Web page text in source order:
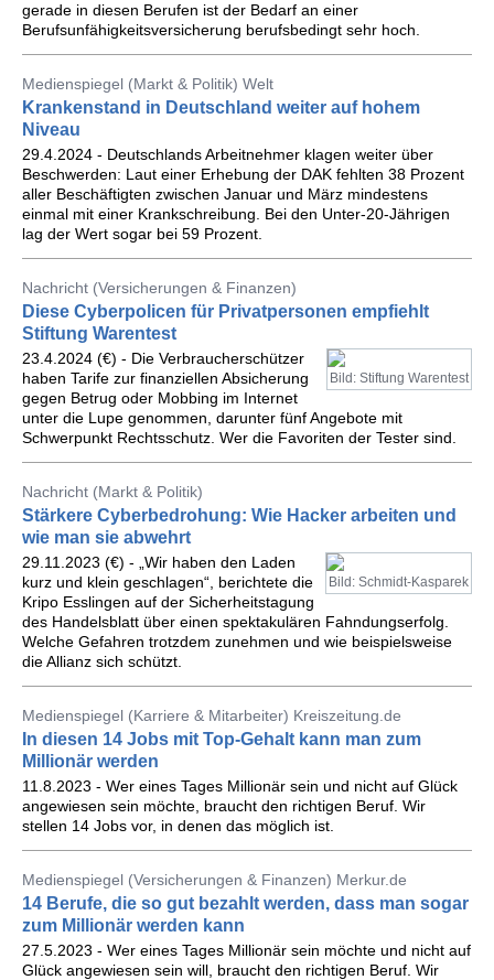
gerade in diesen Berufen ist der Bedarf an einer
Berufsunfähigkeitsversicherung berufsbedingt sehr hoch.
Medienspiegel (Markt & Politik) Welt
Krankenstand in Deutschland weiter auf hohem
Niveau
29.4.2024 - Deutschlands Arbeitnehmer klagen weiter über
Beschwerden: Laut einer Erhebung der DAK fehlten 38 Prozent
aller Beschäftigten zwischen Januar und März mindestens
einmal mit einer Krankschreibung. Bei den Unter-20-Jährigen
lag der Wert sogar bei 59 Prozent.
Nachricht (Versicherungen & Finanzen)
Diese Cyberpolicen für Privatpersonen empfiehlt
Stiftung Warentest
Bild: Stiftung Warentest
23.4.2024 (€) - Die Verbraucherschützer
haben Tarife zur finanziellen Absicherung
gegen Betrug oder Mobbing im Internet
unter die Lupe genommen, darunter fünf Angebote mit
Schwerpunkt Rechtsschutz. Wer die Favoriten der Tester sind.
Nachricht (Markt & Politik)
Stärkere Cyberbedrohung: Wie Hacker arbeiten und
wie man sie abwehrt
Bild: Schmidt-Kasparek
29.11.2023 (€) - „Wir haben den Laden
kurz und klein geschlagen“, berichtete die
Kripo Esslingen auf der Sicherheitstagung
des Handelsblatt über einen spektakulären Fahndungserfolg.
Welche Gefahren trotzdem zunehmen und wie beispielsweise
die Allianz sich schützt.
Medienspiegel (Karriere & Mitarbeiter) Kreiszeitung.de
In diesen 14 Jobs mit Top-Gehalt kann man zum
Millionär werden
11.8.2023 - Wer eines Tages Millionär sein und nicht auf Glück
angewiesen sein möchte, braucht den richtigen Beruf. Wir
stellen 14 Jobs vor, in denen das möglich ist.
Medienspiegel (Versicherungen & Finanzen) Merkur.de
14 Berufe, die so gut bezahlt werden, dass man sogar
zum Millionär werden kann
27.5.2023 - Wer eines Tages Millionär sein möchte und nicht auf
Glück angewiesen sein will, braucht den richtigen Beruf. Wir